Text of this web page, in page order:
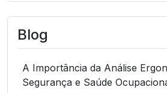
Blog
A Importância da Análise
Segurança e Saúde